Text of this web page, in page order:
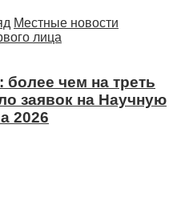
Местные новости
лица
более чем на треть
заявок на Научную
2026